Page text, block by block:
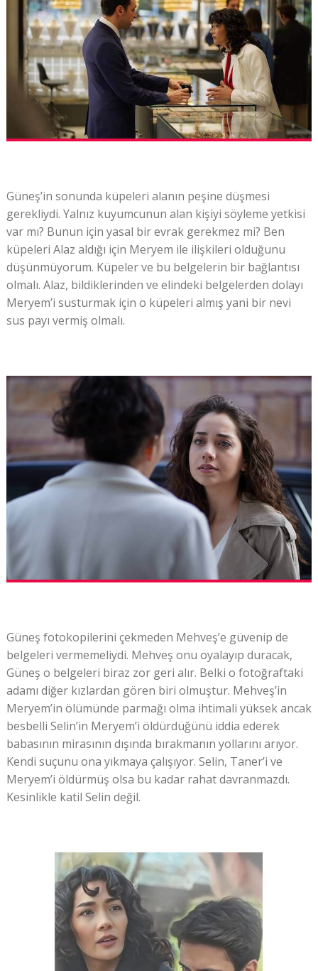
Güneş’in sonunda küpeleri alanın peşine düşmesi
gerekliydi. Yalnız kuyumcunun alan kişiyi söyleme yetkisi
var mı? Bunun için yasal bir evrak gerekmez mi? Ben
küpeleri Alaz aldığı için Meryem ile ilişkileri olduğunu
düşünmüyorum. Küpeler ve bu belgelerin bir bağlantısı
olmalı. Alaz, bildiklerinden ve elindeki belgelerden dolayı
Meryem’i susturmak için o küpeleri almış yani bir nevi
sus payı vermiş olmalı.
Güneş fotokopilerini çekmeden Mehveş’e güvenip de
belgeleri vermemeliydi. Mehveş onu oyalayıp duracak,
Güneş o belgeleri biraz zor geri alır. Belki o fotoğraftaki
adamı diğer kızlardan gören biri olmuştur. Mehveş’in
Meryem’in ölümünde parmağı olma ihtimali yüksek ancak
besbelli Selin’in Meryem’i öldürdüğünü iddia ederek
babasının mirasının dışında bırakmanın yollarını arıyor.
Kendi suçunu ona yıkmaya çalışıyor. Selin, Taner’i ve
Meryem’i öldürmüş olsa bu kadar rahat davranmazdı.
Kesinlikle katil Selin değil.